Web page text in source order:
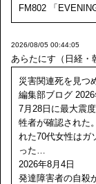
FM802 「
2026/08/05 00:44:05
あらたにす（日経・
災害関連死を見つ
編集部ブログ 2026
7月28日に最大震
牲者が確認された
れた70代女性はガ
った…
2026年8月4日
発達障害者の自殺